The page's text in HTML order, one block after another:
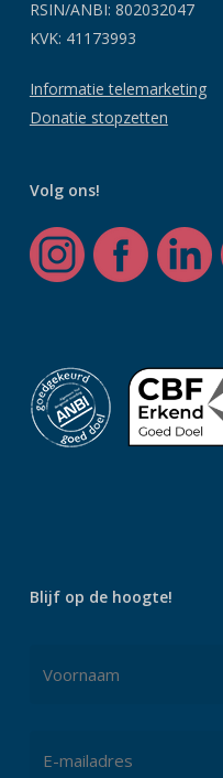
RSIN/ANBI: 802032047
KVK: 41173993
Informatie telemarketing
Donatie stopzetten
Volg ons!
Blijf op de hoogte!
mailadres